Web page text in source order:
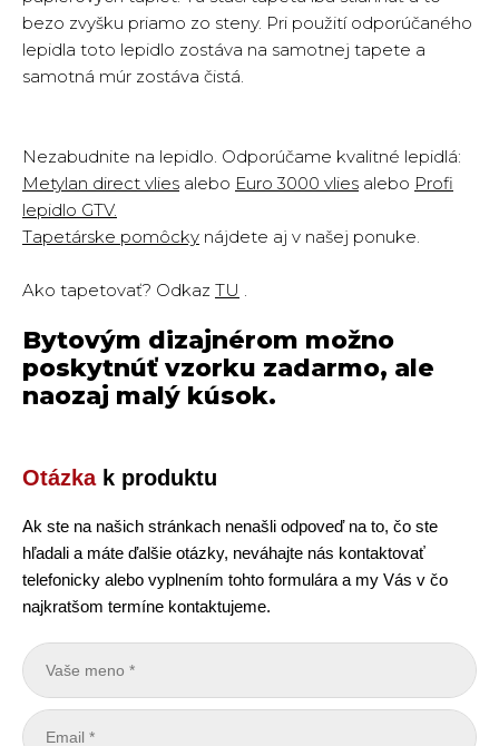
bezo zvyšku priamo zo steny. Pri použití odporúčaného
lepidla toto lepidlo zostáva na samotnej tapete a
samotná múr zostáva čistá.
Nezabudnite na lepidlo. Odporúčame kvalitné lepidlá:
Metylan direct vlies alebo Euro 3000 vlies alebo Profi
lepidlo GTV.
Tapetárske pomôcky nájdete aj v našej ponuke.
Ako tapetovať? Odkaz TU .
Bytovým dizajnérom možno
poskytnúť vzorku zadarmo, ale
naozaj malý kúsok.
Otázkak produktu
Ak ste na našich stránkach nenašli odpoveď na to, čo ste
hľadali a máte ďalšie otázky, neváhajte nás kontaktovať
telefonicky alebo vyplnením tohto formulára a my Vás v čo
najkratšom termíne kontaktujeme.